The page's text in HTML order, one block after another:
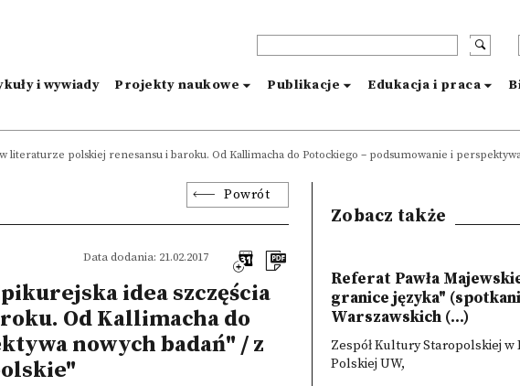
i wywiady Projekty naukowe Publikacje Edukacja i praca
literaturze polskiej renesansu i baroku. Od Kallimacha do Potockiego – podsumowanie i
Powrót
Data dodania: 21.02.2017
idea szczęścia
Od Kallimacha do
nowych badań" / z
Zobacz także
Referat Pawła
granice języka"
Warszawskich (...)
Zespół Kultury Staropolskiej
Polskiej UW,